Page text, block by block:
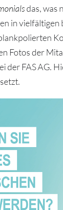
das, was
in
Fotos der
der FAS AG.